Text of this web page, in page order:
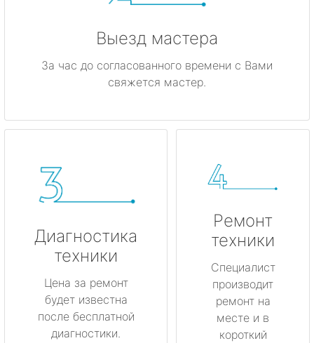
Выезд мастера
За час до согласованного времени с Вами
свяжется мастер.
Диагностика
техники
Цена за ремонт
будет известна
после бесплатной
диагностики.
Ремонт
техники
Специалист
производит
ремонт на
месте и в
короткий